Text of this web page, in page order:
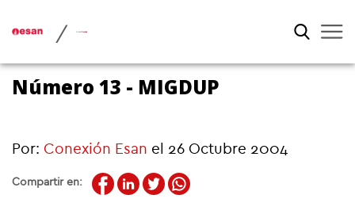
/
Número 13 - MIGDUP
Por: Conexión Esan el 26 Octubre 2004
Compartir en: